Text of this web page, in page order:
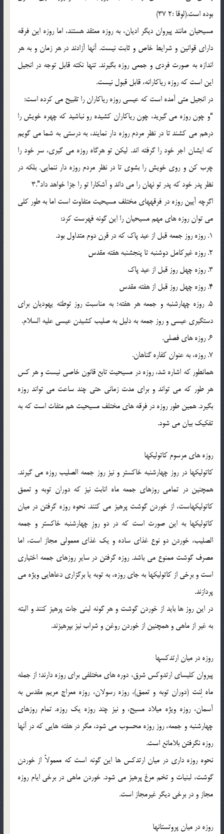
بوده است.(لوقا :2 37)
مسيحيان مانند پيروان ديگر اديان، به روزه معتقد هستند، اما روزه اين فرقه
داراي قوانين و شرايط خاص و ثابت نيست. آنها آزادند در هر زمان و به هر
اندازه به صورت فردي و جمعي روزه بگيرند. تنها نكته قابل توجه در انجيل
اين است كه روزه رياكارانه، قابل قبول نيست.
در انجيل متي آمده است كه عيسي روزه رياكاران را تقبيح مي كرده است:
“و چون روزه مي گيريد، چون رياكاران كشيده رو نباشيد كه چهره خويش را
درهم مي كشند تا در نظر مردم روزه دار نمايند، به درستي به شما مي گويم
كه ايشان اجر خود را گرفته اند. ليكن تو هرگاه روزه مي گيري، سر خود را
چرب كن و روي خويش را بشوي تا در نظر مردم روزه دار ننمايي. بلكه در
نظر پدر خود كه پدر تو نهان را مي داند و آشكارا تو را جزا خواهد داد”.3
اگرچه آيين روزه در فرقههاي مختلف مسيحيت متفاوت است اما به طور كلي
مي توان روزه هاي مهم مسيحيان را اين گونه فهرست كرد:
1. روزه روز جمعه قبل از عيد پاك كه در قرن دوم متداول بود.
2. روزه غيركامل دوشنبه تا پنجشنبه هفته مقدس
3. روزه چهل روز قبل از عيد پاك
4. روزه چهل روز قبل از هفته مقدس
5. روزه چهارشنبه و جمعه هر هفته؛ به مناسبت روز توطئه يهوديان براي
دستگيري عيسي و روز جمعه به دليل به صليب كشيدن عيسي عليه السلام.
6. روزه هاي فصلي.
7. روزه، به عنوان كفاره گناهان.
همانطور كه اشاره شد، روزه در مسيحيت تابع قانون خاصي نيست و هر كس
هر طور كه مي تواند و براي مدت زماني حتي چند ساعت مي تواند روزه
بگيرد. همين طور روزه در فرقه هاي مختلف مسيحيت هم متفات است كه به
تفكيك بيان مي شود.
روزه هاي مرسوم كاتوليكها
كاتوليكها در روز چهارشنبه خاكستر و نيز روز جمعه الصليب روزه مي گيرند.
همچنين در تمامي روزهاي جمعه ماه انابت نيز كه دوران توبه و تعمق
كاتوليكهاست، از خوردن گوشت پرهيز مي كنند. نحوه روزه گرفتن در ميان
كاتوليكها به اين صورت است كه در دو روزِ چهارشنبه خاكستر و جمعه
الصليب، خوردن دو نوع غذاي ساده و يك غذاي معمولي مجاز است، اما
مصرف گوشت ممنوع مي باشد. روزه گرفتن در ساير روزهاي جمعه اختياري
است و برخي از كاتوليكها به جاي روزه، به توبه يا برگزاري دعاهايي ويژه مي
پردازند.
در اين روز ها بايد از خوردن گوشت و هر گونه لبني جات پرهيز كنند و البته
به غير از ماهي و همچنين از خوردن روغن و شراب نيز بپرهيزند.
روزه در ميان ارتدكسها
پيروان كليساي ارتدوكس شرق، دوره هاي مختلفي براي روزه دارند؛ از جمله
ماه لِنت (دوران توبه و تعمق)، روزه رسولان، روزه معراج مريم مقدس به
آسمان، روزه ويژه ميلاد مسيح، و نيز چند روزه يك روزه. تمام روزهاي
چهارشنبه و جمعه، روز روزه محسوب مي شود، مگر در هفته هايي كه در آنها
روزه نگرفتن بلامانع است.
نحوه روزه داري در ميان ارتدكس ها اين گونه است كه معمولاً از خوردن
گوشت، لبنيات و تخم مرغ پرهيز مي شود. خوردن ماهي در برخي ايام روزه
مجاز و در برخي ديگر غيرمجاز است.
روزه در ميان پروتستانها